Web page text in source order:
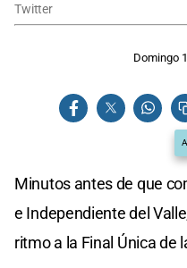
Twitter
Domingo
Minutos antes de que
e Independiente del
ritmo a la Final Única de